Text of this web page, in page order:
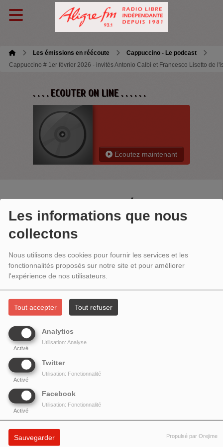
Les informations que nous
collectons
Nous utilisons des cookies pour fournir les services et les
fonctionnalités proposés sur notre site et pour améliorer
l'expérience de nos utilisateurs.
Tout accepter Tout refuser
Analytics
Activé
Utilisation: Analyse
Twitter
Activé
Utilisation: Fonctionnalité
Facebook
Activé
Utilisation: Fonctionnalité
Sauvegarder Propulsé par Orejime
Les émissions en réécoute
Cappuccino - Le podcast
Cappuccino # 1er février 2026 - invités Antonio Calbi et Francesco Lisetto de
. . . . ECOUTER ON LINE . . . . . .
Ecoutez maintenant
CAPPUCCINO # 1ER FÉVRIER 2026 -
INVITÉS ANTONIO CALBI ET
ITALIANO DI CULTURA DE PARIS
Monsieur le directeur de l' Istituto italiano di cultura de ParisAntonio Calbi